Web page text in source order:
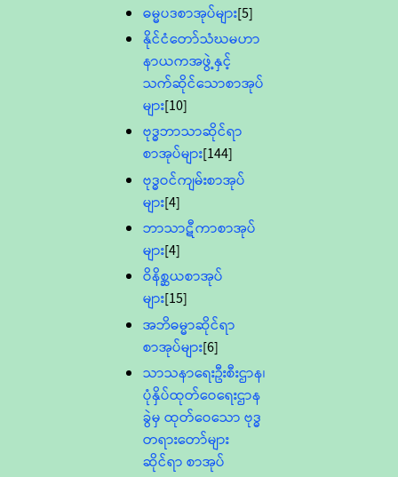
ဓမ္မပဒစာအုပ်များ[5]
နိုင်ငံတော်သံဃမဟာ
နာယကအဖွဲ့နှင့်
သက်ဆိုင်သောစာအုပ်
များ[10]
ဗုဒ္ဓဘာသာဆိုင်ရာ
စာအုပ်များ[144]
ဗုဒ္ဓဝင်ကျမ်းစာအုပ်
များ[4]
ဘာသာဋီကာစာအုပ်
များ[4]
ဝိနိစ္ဆယစာအုပ်
များ[15]
အဘိဓမ္မာဆိုင်ရာ
စာအုပ်များ[6]
သာသနာရေးဦးစီးဌာန၊
ပုံနှိပ်ထုတ်ဝေရေးဌာန
ခွဲမှ ထုတ်ဝေသော ဗုဒ္ဓ
တရားတော်များ
ဆိုင်ရာ စာအုပ်